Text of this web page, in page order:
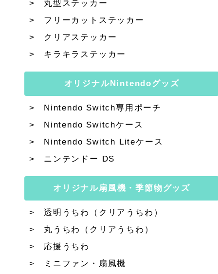
丸型ステッカー
フリーカットステッカー
クリアステッカー
キラキラステッカー
オリジナルNintendoグッズ
Nintendo Switch専用ポーチ
Nintendo Switchケース
Nintendo Switch Liteケース
ニンテンドー DS
オリジナル扇風機・季節物グッズ
透明うちわ（クリアうちわ）
丸うちわ（クリアうちわ）
応援うちわ
ミニファン・扇風機